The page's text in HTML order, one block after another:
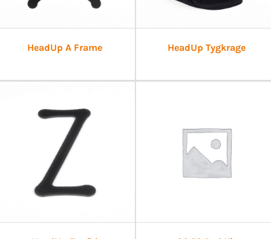
HeadUp A Frame HeadUp Tygkrage